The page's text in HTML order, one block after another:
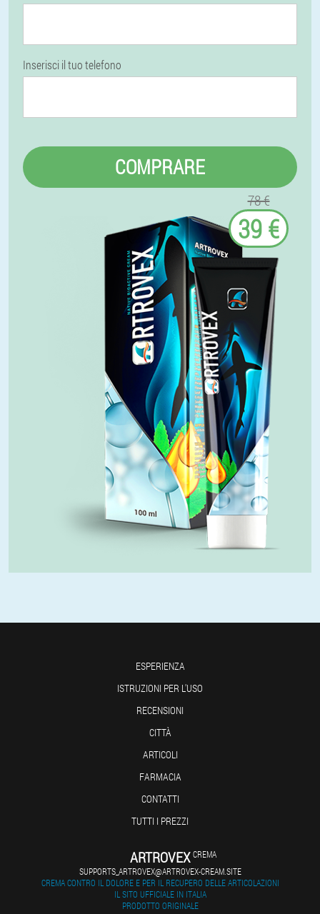
Inserisci il tuo telefono
COMPRARE
78 €
39 €
ESPERIENZA
ISTRUZIONI PER L'USO
RECENSIONI
CITTÀ
ARTICOLI
FARMACIA
CONTATTI
TUTTI I PREZZI
ARTROVEX CREMA
SUPPORTS_ARTROVEX@ARTROVEX-CREAM.SITE
CREMA CONTRO IL DOLORE E PER IL RECUPERO DELLE ARTICOLAZIONI
IL SITO UFFICIALE IN ITALIA
PRODOTTO ORIGINALE